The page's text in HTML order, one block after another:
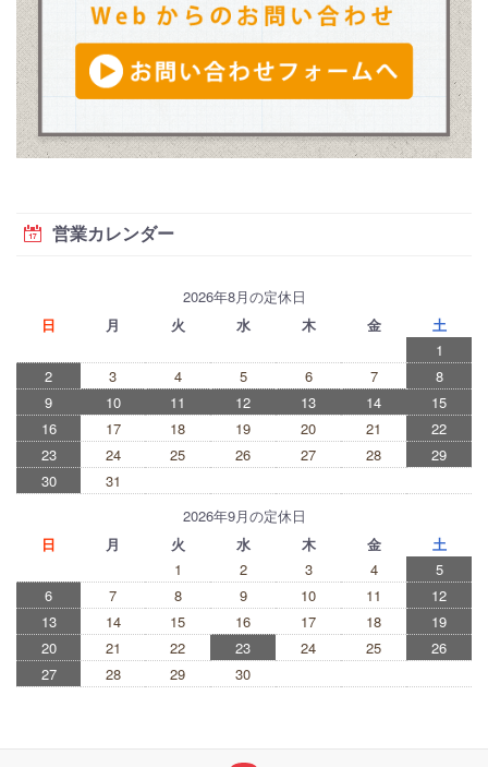
営業カレンダー
2026年8月の定休日
日
月 火 水 木 金
土
1
2
3 4 5 6 7
8
9
10 11 12 13 14
15
16
17 18 19 20 21
22
23
24 25 26 27 28
29
30
31
2026年9月の定休日
日
月 火 水 木 金
土
1
2 3 4
5
6
7 8 9 10 11
12
13
14 15 16 17 18
19
20
21 22 23 24 25
26
27
28 29 30